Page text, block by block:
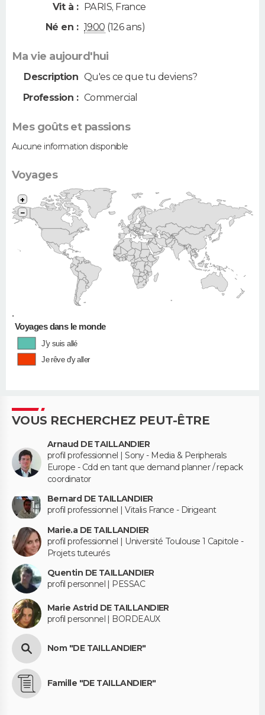
Vit à : PARIS, France
Né en : 1900 (126 ans)
Ma vie aujourd'hui
Description Qu'es ce que tu deviens?
Profession : Commercial
Mes goûts et passions
Aucune information disponible
Voyages
•
+
−
Voyages dans le monde
J'y suis allé
Je rêve d'y aller
VOUS RECHERCHEZ PEUT-ÊTRE
Arnaud DE TAILLANDIER
profil professionnel | Sony - Media & Peripherals
Europe - Cdd en tant que demand planner / repack
coordinator
Bernard DE TAILLANDIER
profil professionnel | Vitalis France - Dirigeant
Marie.a DE TAILLANDIER
profil professionnel | Université Toulouse 1 Capitole -
Projets tuteurés
Quentin DE TAILLANDIER
profil personnel | PESSAC
Marie Astrid DE TAILLANDIER
profil personnel | BORDEAUX
Nom "DE TAILLANDIER"
Famille "DE TAILLANDIER"